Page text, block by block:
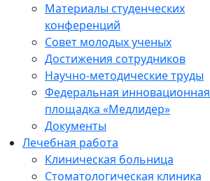
Материалы студенческих
конференций
Совет молодых ученых
Достижения сотрудников
Научно-методические труды
Федеральная инновационная
площадка «Медлидер»
Документы
Лечебная работа
Клиническая больница
Стоматологическая клиника